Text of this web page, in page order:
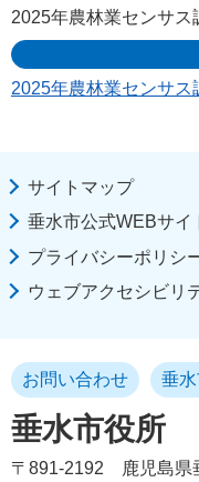
2025年農林業センサス
2025年農林業センサス
サイトマップ
垂水市公式WEBサイ
プライバシーポリシ
ウェブアクセシビリ
垂水市役所
お問い合わせ 垂
〒891-2192 鹿児島県